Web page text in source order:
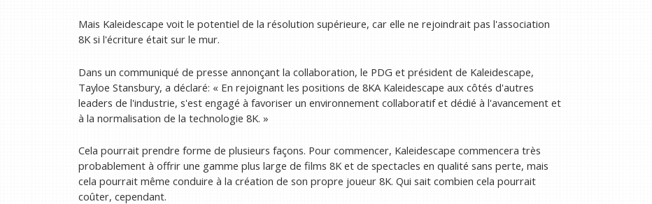
Mais Kaleidescape voit le potentiel de la résolution supérieure, car elle ne rejoindrait pas l'association
8K si l'écriture était sur le mur.
Dans un communiqué de presse annonçant la collaboration, le PDG et président de Kaleidescape,
Tayloe Stansbury, a déclaré: « En rejoignant les positions de 8KA Kaleidescape aux côtés d'autres
leaders de l'industrie, s'est engagé à favoriser un environnement collaboratif et dédié à l'avancement et
à la normalisation de la technologie 8K. »
Cela pourrait prendre forme de plusieurs façons. Pour commencer, Kaleidescape commencera très
probablement à offrir une gamme plus large de films 8K et de spectacles en qualité sans perte, mais
cela pourrait même conduire à la création de son propre joueur 8K. Qui sait combien cela pourrait
coûter, cependant.